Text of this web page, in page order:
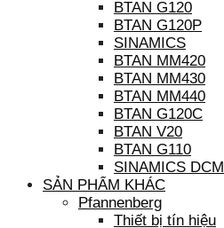
BTAN G120
BTAN G120P
SINAMICS
BTAN MM420
BTAN MM430
BTAN MM440
BTAN G120C
BTAN V20
BTAN G110
SINAMICS DCM
SẢN PHẨM KHÁC
Pfannenberg
Thiết bị tín hiệu